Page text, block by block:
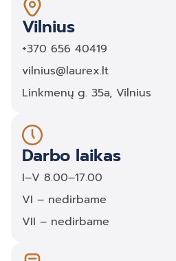
Vilnius
+370 656 40419
vilnius@laurex.lt
Linkmenų g. 35a, Vilnius
Darbo laikas
I–V 8.00–17.00
VI – nedirbame
VII – nedirbame